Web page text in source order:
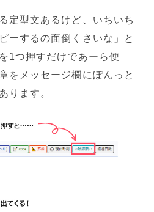
定型文あるけど、いちいち
ーするの面倒くさいな」と
1つ押すだけであーら便
をメッセージ欄にぽんっと
ります。